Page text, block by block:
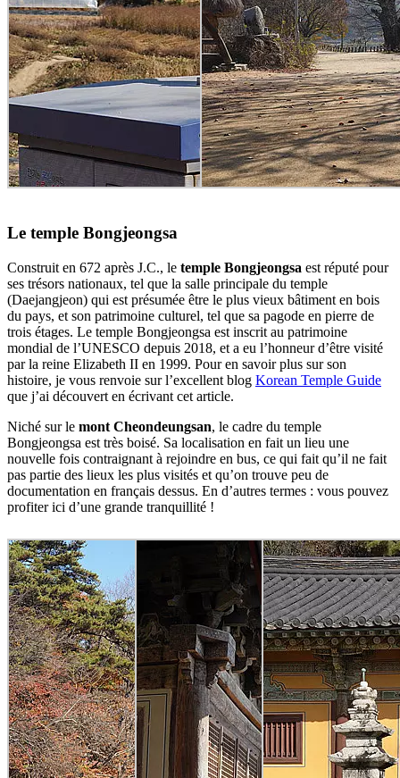
Le temple Bongjeongsa
Construit en 672 après J.C., le temple Bongjeongsa est réputé pour
ses trésors nationaux, tel que la salle principale du temple
(Daejangjeon) qui est présumée être le plus vieux bâtiment en bois
du pays, et son patrimoine culturel, tel que sa pagode en pierre de
trois étages. Le temple Bongjeongsa est inscrit au patrimoine
mondial de l’UNESCO depuis 2018, et a eu l’honneur d’être visité
par la reine Elizabeth II en 1999. Pour en savoir plus sur son
histoire, je vous renvoie sur l’excellent blog Korean Temple Guide
que j’ai découvert en écrivant cet article.
Niché sur le mont Cheondeungsan, le cadre du temple
Bongjeongsa est très boisé. Sa localisation en fait un lieu une
nouvelle fois contraignant à rejoindre en bus, ce qui fait qu’il ne fait
pas partie des lieux les plus visités et qu’on trouve peu de
documentation en français dessus. En d’autres termes : vous pouvez
profiter ici d’une grande tranquillité !